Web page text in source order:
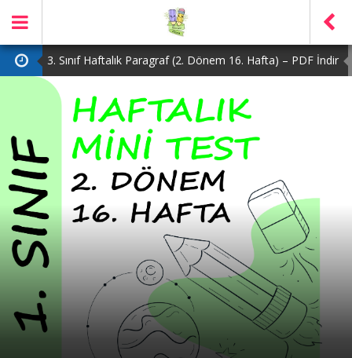
3. Sınıf Haftalık Paragraf (2. Dönem 16. Hafta) – PDF İndir
2. Sınıf Haftalık Paragraf (2. Dönem 16. Hafta) – PDF İndir
1. Sınıf Haftalık Paragraf (2. Dönem 16. Hafta) – PDF İndir
3. Sınıf Haftalık Paragraf (2. Dönem 15. Hafta) – PDF İndir
4. Sınıf Haftalık Paragraf (2. Dönem 16. Hafta) – PDF İndir